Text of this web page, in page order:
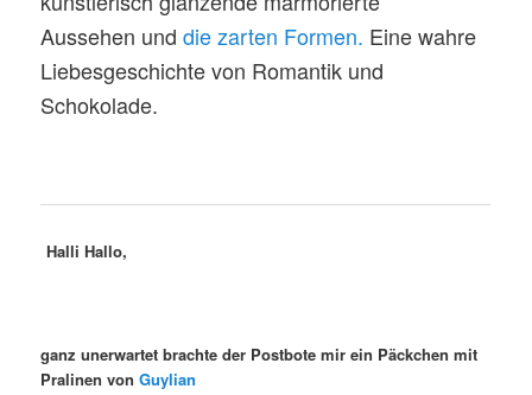
Aussehen unddie zarten Formen. Eine wahre
Liebesgeschichte von Romantik und
Schokolade.
Halli Hallo,
ganz unerwartet brachte der Postbote mir ein Päckchen mit
Pralinen vonGuylian